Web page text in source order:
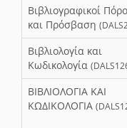
Βιβλιογραφικοί
και Πρόσβαση
Βιβλιολογία και
Κωδικολογία
ΒΙΒΛΙΟΛΟΓΙΑ ΚΑΙ
ΚΩΔΙΚΟΛΟΓΙΑ